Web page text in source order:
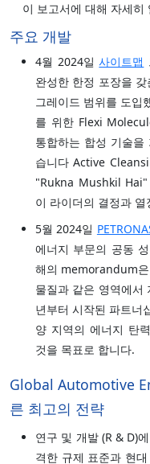
이 보고서에 대해 자세히
주요 개발
4월 2024일사이트맵
완성한 한정 포장을
그레이드 범위를 도입
를 위한 Flexi
통합하는 합성 기술을
습니다 Active
"Rukna Mushkil Hai"
이 라이더의 결정과
5월 2024일
에너지 부문의 공동
해의 memorandum
물질과 같은 영역에서
년부터 시작된 파트너
양 지역의 에너지 탄
것을 목표로 합니다.
Global Automotive
른 최고의 전략
연구 및 개발 (R & D)
격한 규제 표준과 현